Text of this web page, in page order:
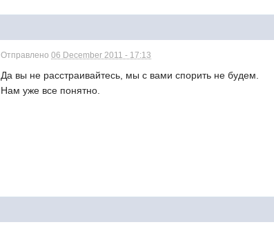
Отправлено06 December 2011 - 17:13
Да вы не расстраивайтесь, мы с вами спорить не будем.
Нам уже все понятно.